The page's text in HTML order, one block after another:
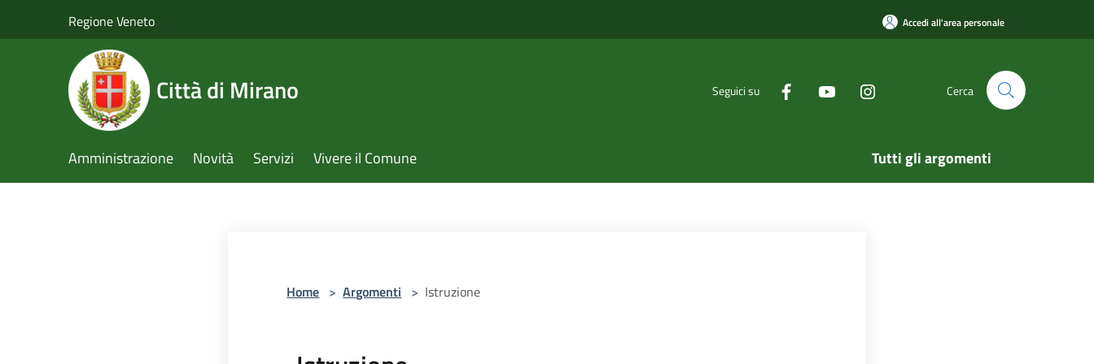
Regione Veneto Accedi all'area personale
Città di Mirano Seguici su Cerca
Amministrazione Novità Servizi Vivere il Comune Tutti gli argomenti
Home > Argomenti > Istruzione